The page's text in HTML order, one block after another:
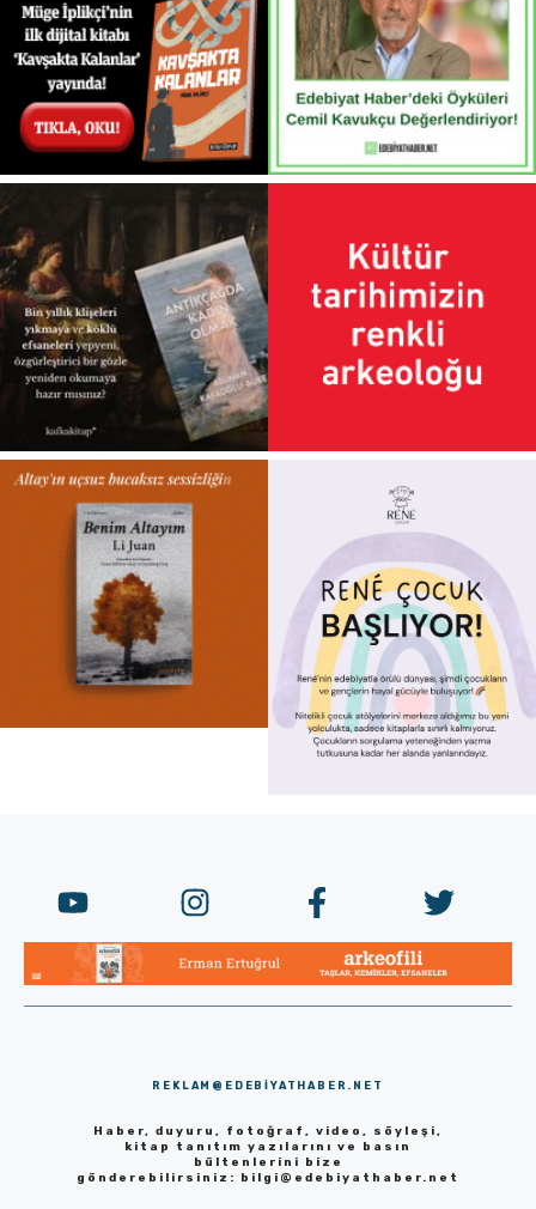
REKLAM@EDEBIYATHABER.NET
Haber, duyuru, fotoğraf, video, söyleşi,
kitap tanıtım yazılarını ve basın
bültenlerini bize
gönderebilirsiniz:
bilgi@edebiyathaber.net